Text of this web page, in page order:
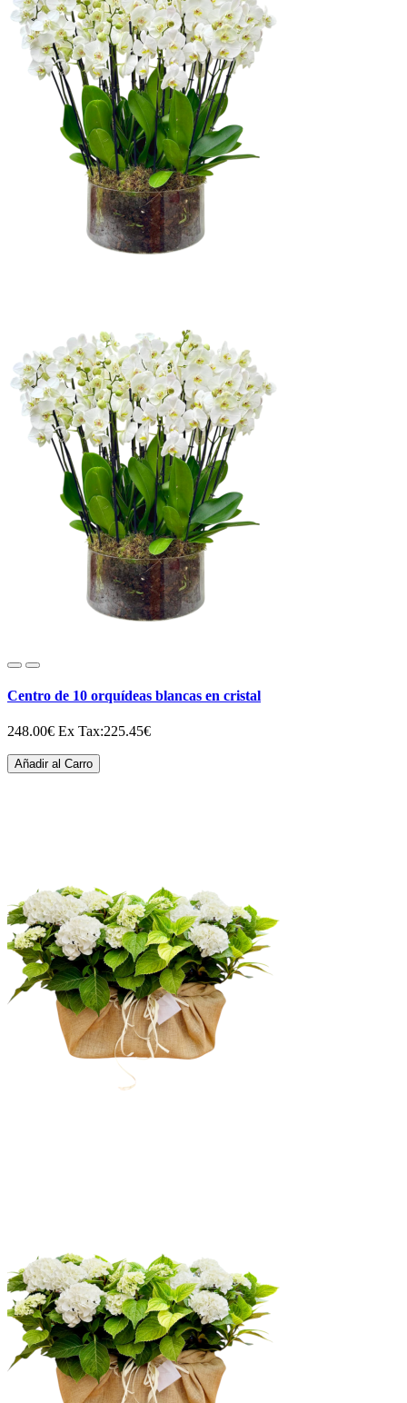
Centro de 10 orquídeas blancas en cristal
248.00€ Ex Tax:225.45€
Añadir al Carro